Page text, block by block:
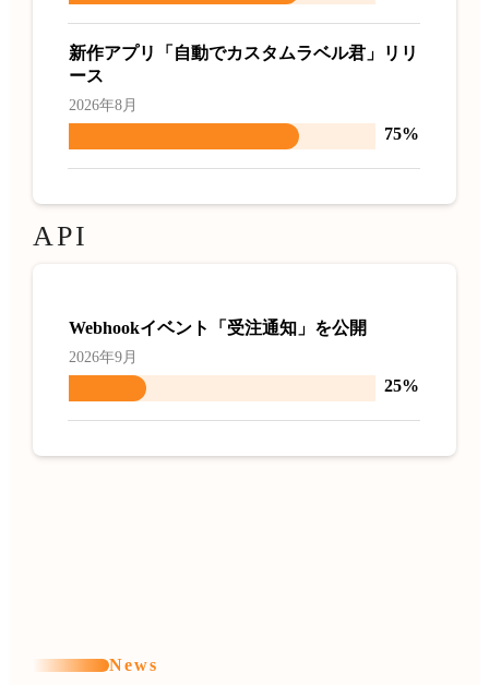
新作アプリ「自動でカスタムラベル君」リリ
ース
2026年8月
75%
API
Webhookイベント「受注通知」を公開
2026年9月
25%
News